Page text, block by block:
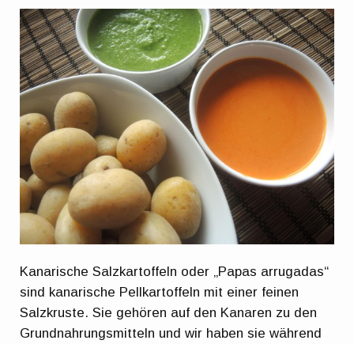
Kanarische Salzkartoffeln oder „Papas arrugadas“
sind kanarische Pellkartoffeln mit einer feinen
Salzkruste. Sie gehören auf den Kanaren zu den
Grundnahrungsmitteln und wir haben sie während